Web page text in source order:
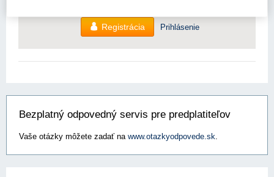
Registrácia Prihlásenie
Bezplatný odpovedný servis pre predplatiteľov
Vaše otázky môžete zadať na www.otazkyodpovede.sk.